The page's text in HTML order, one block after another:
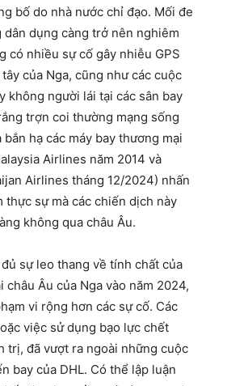
bố do nhà nước chỉ đạo. Mối đe
dụng càng trở nên nghiêm
có nhiều sự cố gây nhiễu GPS
của Nga, cũng như các cuộc
không người lái tại các sân bay
trợn coi thường mạng sống
hạ các máy bay thương mại
Airlines năm 2014 và
Airlines tháng 12/2024) nhấn
thực sự mà các chiến dịch này
không qua châu Âu.
sự leo thang về tính chất của
Âu của Nga vào năm 2024,
vi rộng hơn các sự cố. Các
việc sử dụng bạo lực chết
trị, đã vượt ra ngoài những cuộc
bay của DHL. Có thể lập luận